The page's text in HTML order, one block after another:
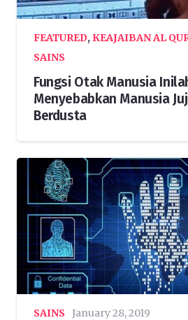
FEATURED, KEAJAIBAN AL
SAINS
Fungsi Otak Manusia
Menyebabkan Manusia
Berdusta
SAINS January 28, 2019